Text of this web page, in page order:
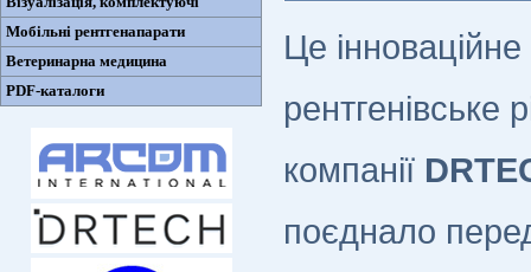
Мобільні рентгенапарати
Ветеринарна медицина
PDF-каталоги
Це
рентгенівське
компанії
поєднало